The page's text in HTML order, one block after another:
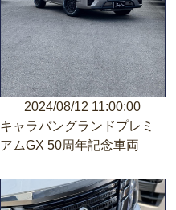
2024/08/12 11:00:00
キャラバングランドプレミ
アムGX 50周年記念車両